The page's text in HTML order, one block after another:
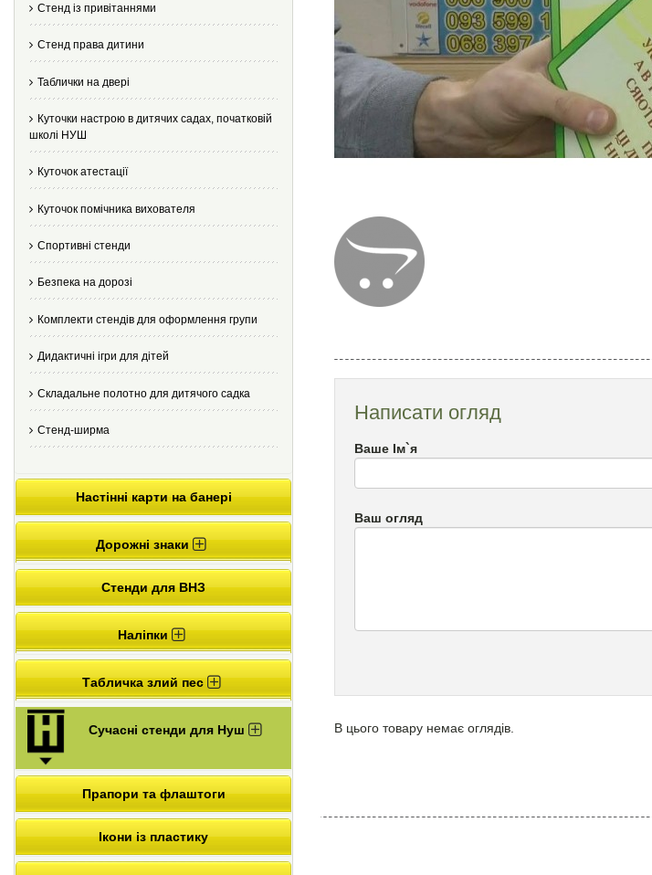
Стенд із привітаннями
Стенд права дитини
Таблички на двері
Куточки настрою в дитячих садах, початковій
школі НУШ
Куточок атестації
Куточок помічника вихователя
Спортивні стенди
Безпека на дорозі
Комплекти стендів для оформлення групи
Дидактичні ігри для дітей
Складальне полотно для дитячого садка
Стенд-ширма
Настінні карти на банері
Дорожні знаки
Стенди для ВНЗ
Наліпки
Табличка злий пес
Сучасні стенди для Нуш
Прапори та флаштоги
Ікони із пластику
Написати огляд
Ваше Ім`я
Ваш огляд
В цього товару немає оглядів.